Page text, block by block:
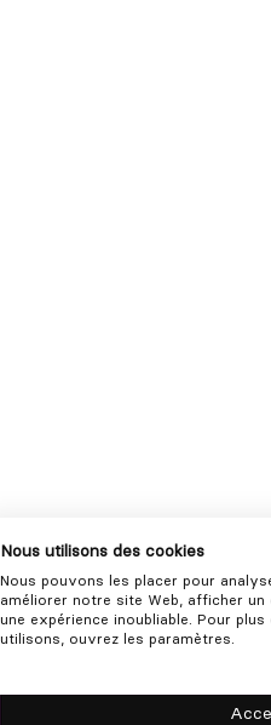
Nous utilisons des cookies
Nous pouvons les placer pour
améliorer notre site Web, afficher
une expérience inoubliable. Pour
utilisons, ouvrez les paramètres.